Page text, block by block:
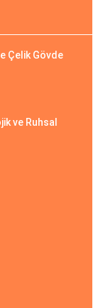
Çelik Gövde
ve Ruhsal